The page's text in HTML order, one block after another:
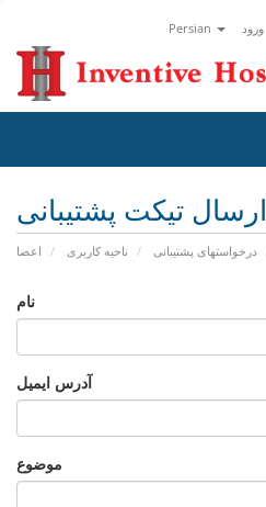
Persian ورود
ارسال تیکت پشتیبانی
اعضا ناحیه کاربری درخواستهای پشتیبانی
نام
آدرس ایمیل
موضوع